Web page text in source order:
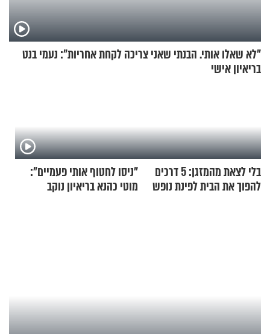
"לא שאלו אותי. הבנתי שאני צריכה לקחת אחריות": נעמי בנט
בריאיון אישי
בלי לצאת מהמזגן: 5 דרכים
להפוך את הבית לפינת נופש
"ניסו לחטוף אותי פעמיים":
מוטי כהנא בריאיון נוקב